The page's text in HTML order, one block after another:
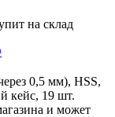
на склад
0,5 мм), HSS,
кейс, 19 шт.
и может